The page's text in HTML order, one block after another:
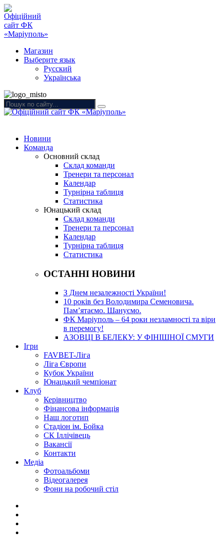
Магазин
Выберите язык
Русский
Українська
Новини
Команда
Основний склад
Склад команди
Тренери та персонал
Календар
Турнірна таблиця
Статистика
Юнацький склад
Склад команди
Тренери та персонал
Календар
Турнірна таблиця
Статистика
ОСТАННІ НОВИНИ
З Днем незалежності України!
10 років без Володимира Семеновича.
Пам’ятаємо. Шануємо.
ФК Маріуполь – 64 роки незламності та віри
в перемогу!
АЗОВЦІ В БЕЛЕКУ: У ФІНІШНОЇ СМУГИ
Ігри
FAVBET-Ліга
Ліга Європи
Кубок України
Юнацький чемпіонат
Клуб
Керівництво
Фінансова інформація
Наш логотип
Стадіон ім. Бойка
СК Іллічівець
Вакансії
Контакти
Медіа
Фотоальбоми
Відеогалерея
Фони на робочий стіл